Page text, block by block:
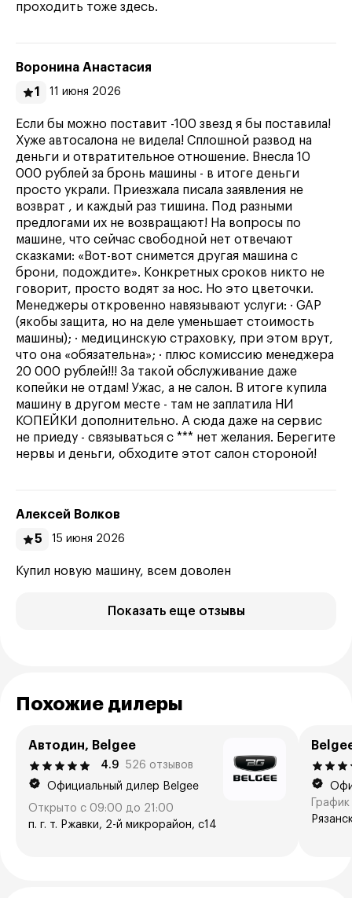
проходить тоже здесь.
Воронина Анастасия
1
11 июня 2026
Если бы можно поставит -100 звезд я бы поставила!
Хуже автосалона не видела! Сплошной развод на
деньги и отвратительное отношение. Внесла 10
000 рублей за бронь машины - в итоге деньги
просто украли. Приезжала писала заявления не
возврат , и каждый раз тишина. Под разными
предлогами их не возвращают! На вопросы по
машине, что сейчас свободной нет отвечают
сказками: «Вот-вот снимется другая машина с
брони, подождите». Конкретных сроков никто не
говорит, просто водят за нос. Но это цветочки.
Менеджеры откровенно навязывают услуги: · GAP
(якобы защита, но на деле уменьшает стоимость
машины); · медицинскую страховку, при этом врут,
что она «обязательна»; · плюс комиссию менеджера
20 000 рублей!!! За такой обслуживание даже
копейки не отдам! Ужас, а не салон. В итоге купила
машину в другом месте - там не заплатила НИ
КОПЕЙКИ дополнительно. А сюда даже на сервис
не приеду - связываться с *** нет желания. Берегите
нервы и деньги, обходите этот салон стороной!
Алексей Волков
5
15 июня 2026
Купил новую машину, всем доволен
Показать еще отзывы
Похожие дилеры
Автодин, Belgee
4.9
526 отзывов
Официальный дилер Belgee
Открыто с 09:00 до 21:00
п. г. т. Ржавки, 2-й микрорайон, с14